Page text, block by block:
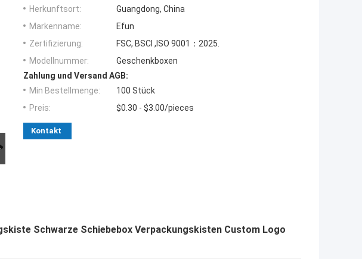
Herkunftsort:
Guangdong, China
Markenname:
Efun
Zertifizierung:
FSC, BSCI ,ISO 9001：2025.
Modellnummer:
Geschenkboxen
Zahlung und Versand AGB:
Min Bestellmenge:
100 Stück
Preis:
$0.30 - $3.00/pieces
Kontakt
Schwarze Schiebebox Verpackungskisten Custom Logo